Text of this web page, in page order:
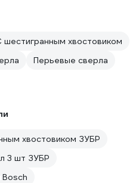
шестигранным хвостовиком
Перьевые сверла
хвостовиком ЗУБР
3 шт ЗУБР